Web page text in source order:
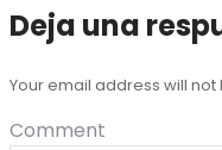
Deja una
Your email address will
Comment